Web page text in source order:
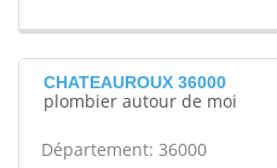
CHATEAUROUX 36000
plombier autour de moi
Département: 36000